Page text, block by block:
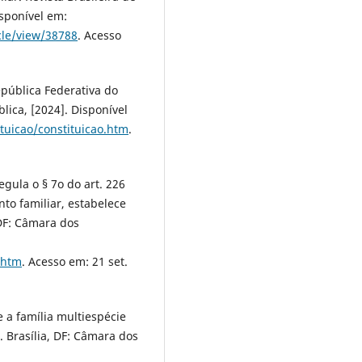
em:
view/38788. Acesso
Federativa do
[2024]. Disponível
constituicao.htm.
o § 7o do art. 226
familiar, estabelece
Câmara dos
. Acesso em: 21 set.
a família multiespécie
DF: Câmara dos